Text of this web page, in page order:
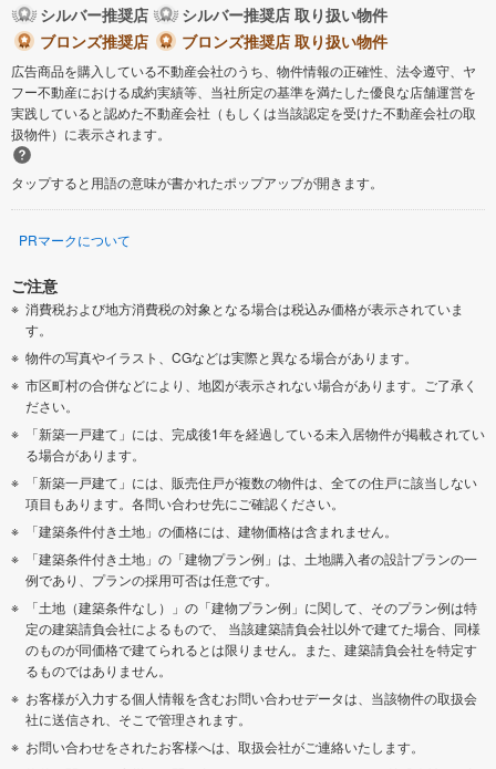
シルバー推奨店
シルバー推奨店 取り扱い物件
ブロンズ推奨店
ブロンズ推奨店 取り扱い物件
広告商品を購入している不動産会社のうち、物件情報の正確性、法令遵守、ヤ
フー不動産における成約実績等、当社所定の基準を満たした優良な店舗運営を
実践していると認めた不動産会社（もしくは当該認定を受けた不動産会社の取
扱物件）に表示されます。
タップすると用語の意味が書かれたポップアップが開きます。
PRマークについて
ご注意
消費税および地方消費税の対象となる場合は税込み価格が表示されていま
す。
物件の写真やイラスト、CGなどは実際と異なる場合があります。
市区町村の合併などにより、地図が表示されない場合があります。ご了承く
ださい。
「新築一戸建て」には、完成後1年を経過している未入居物件が掲載されてい
る場合があります。
「新築一戸建て」には、販売住戸が複数の物件は、全ての住戸に該当しない
項目もあります。各問い合わせ先にご確認ください。
「建築条件付き土地」の価格には、建物価格は含まれません。
「建築条件付き土地」の「建物プラン例」は、土地購入者の設計プランの一
例であり、プランの採用可否は任意です。
「土地（建築条件なし）」の「建物プラン例」に関して、そのプラン例は特
定の建築請負会社によるもので、 当該建築請負会社以外で建てた場合、同様
のものが同価格で建てられるとは限りません。また、建築請負会社を特定す
るものではありません。
お客様が入力する個人情報を含むお問い合わせデータは、当該物件の取扱会
社に送信され、そこで管理されます。
お問い合わせをされたお客様へは、取扱会社がご連絡いたします。